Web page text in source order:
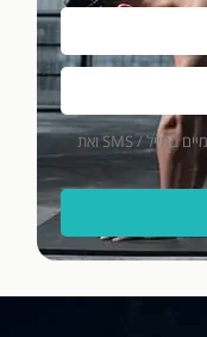
בהרשמה אני מאשר/ת קבלת מסרים פרסומיים במייל / SMS ואת